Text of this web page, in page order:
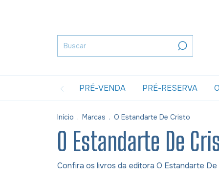
PRÉ-VENDA PRÉ-RESERVA
Início . Marcas . O Estandarte De Cristo
O Estandarte De
Confira os livros da editora O Estandarte